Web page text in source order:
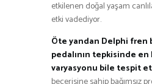
etkilenen doğal yaşam
etki vadediyor.
Öte yandan Delphi fren
pedalının tepkisinde en
varyasyonu bile tespit